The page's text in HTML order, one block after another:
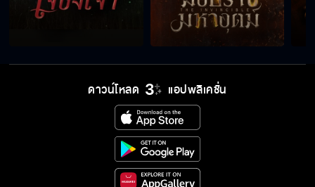
คุณพี่เลือกที่จะตายก่อนฉัน คุณพี่เห็นแก่ตัว
ตื่นขึ้นมาเถิดหนา เจ้าตัวอุ่นของพี่
ดาวน์โหลด แอปพลิเคชั่น